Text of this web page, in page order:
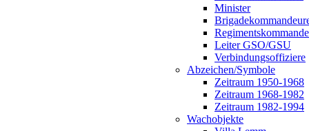
Minister
Leiter GSO/GSU
Verbindungsoffiziere
Abzeichen/Symbole
Zeitraum 1950-1968
Zeitraum 1968-1982
Zeitraum 1982-1994
Wachobjekte